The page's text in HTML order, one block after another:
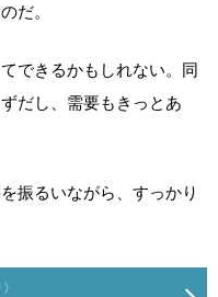
だ。
できるかもしれない。同
だし、需要もきっとあ
振るいながら、すっかり